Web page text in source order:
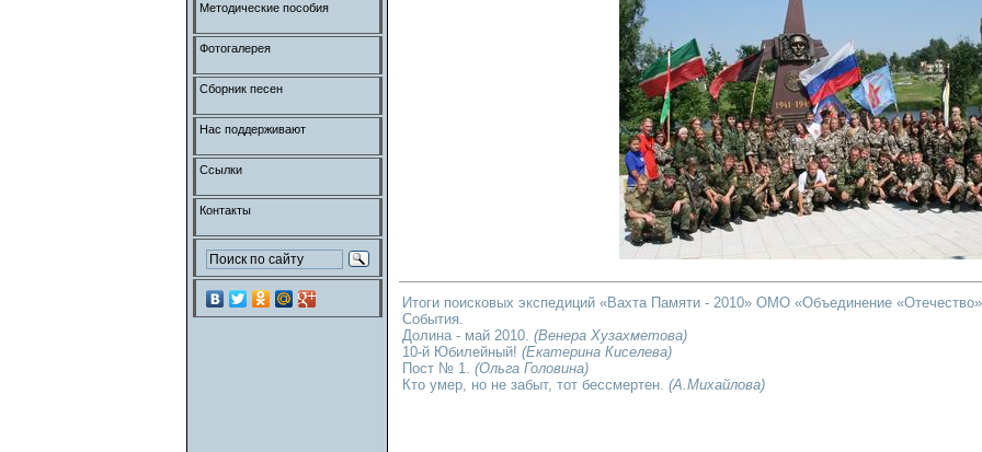
Итоги поисковых экспедиций «Вахта Памяти - 2010» ОМО «Объединение
События.
Долина - май 2010. (Венера Хузахметова)
10-й Юбилейный! (Екатерина Киселева)
Пост № 1. (Ольга Головина)
Кто умер, но не забыт, тот бессмертен. (А.Михайлова)
Методические пособия
Фотогалерея
Сборник песен
Нас поддерживают
Ссылки
Контакты